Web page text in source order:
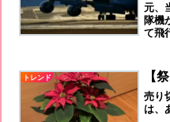
元、
隊機
て飛
トレンド 【
売り
は、